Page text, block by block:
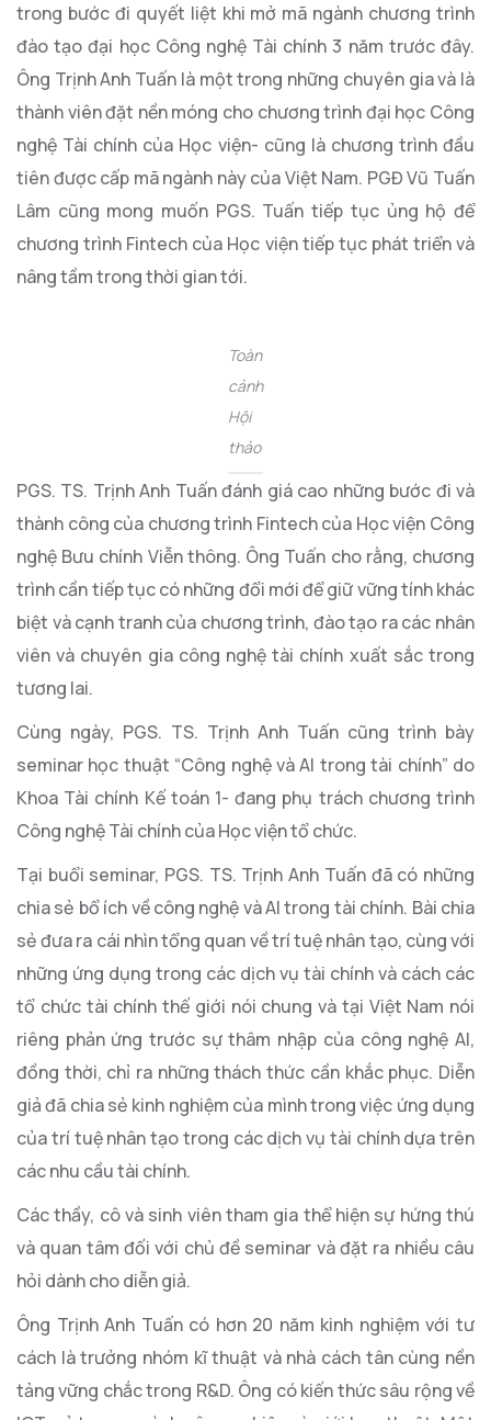
trong bước đi quyết liệt khi mở mã ngành chương trình
đào tạo đại học Công nghệ Tài chính 3 năm trước đây.
Ông Trịnh Anh Tuấn là một trong những chuyên gia và là
thành viên đặt nền móng cho chương trình đại học Công
nghệ Tài chính của Học viện- cũng là chương trình đầu
tiên được cấp mã ngành này của Việt Nam. PGĐ Vũ Tuấn
Lâm cũng mong muốn PGS. Tuấn tiếp tục ủng hộ để
chương trình Fintech của Học viện tiếp tục phát triển và
nâng tầm trong thời gian tới.
Toàn
cảnh
Hội
thảo
PGS. TS. Trịnh Anh Tuấn đánh giá cao những bước đi và
thành công của chương trình Fintech của Học viện Công
nghệ Bưu chính Viễn thông. Ông Tuấn cho rằng, chương
trình cần tiếp tục có những đổi mới để giữ vững tính khác
biệt và cạnh tranh của chương trình, đào tạo ra các nhân
viên và chuyên gia công nghệ tài chính xuất sắc trong
tương lai.
Cùng ngày, PGS. TS. Trịnh Anh Tuấn cũng trình bày
seminar học thuật “Công nghệ và AI trong tài chính” do
Khoa Tài chính Kế toán 1- đang phụ trách chương trình
Công nghệ Tài chính của Học viện tổ chức.
Tại buổi seminar, PGS. TS. Trịnh Anh Tuấn đã có những
chia sẻ bổ ích về công nghệ và AI trong tài chính. Bài chia
sẻ đưa ra cái nhìn tổng quan về trí tuệ nhân tạo, cùng với
những ứng dụng trong các dịch vụ tài chính và cách các
tổ chức tài chính thế giới nói chung và tại Việt Nam nói
riêng phản ứng trước sự thâm nhập của công nghệ AI,
đồng thời, chỉ ra những thách thức cần khắc phục. Diễn
giả đã chia sẻ kinh nghiệm của mình trong việc ứng dụng
của trí tuệ nhân tạo trong các dịch vụ tài chính dựa trên
các nhu cầu tài chính.
Các thầy, cô và sinh viên tham gia thể hiện sự hứng thú
và quan tâm đối với chủ đề seminar và đặt ra nhiều câu
hỏi dành cho diễn giả.
Ông Trịnh Anh Tuấn có hơn 20 năm kinh nghiệm với tư
cách là trưởng nhóm kĩ thuật và nhà cách tân cùng nền
tảng vững chắc trong R&D. Ông có kiến thức sâu rộng về